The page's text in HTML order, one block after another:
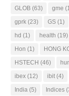
GLOB (63) gme
gprk (23) GS (1)
hd (1) health (19)
Hon (1) HONG
HSTECH (46)
ibex (12) ibit (4)
India (5) Indices